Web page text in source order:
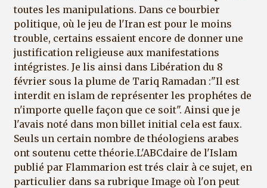
toutes les manipulations. Dans ce bourbier
politique, où le jeu de l'Iran est pour le moins
trouble, certains essaient encore de donner une
justification religieuse aux manifestations
intégristes. Je lis ainsi dans Libération du 8
février sous la plume de Tariq Ramadan :"Il est
interdit en islam de représenter les prophétes de
n'importe quelle façon que ce soit". Ainsi que je
l'avais noté dans mon billet initial cela est faux.
Seuls un certain nombre de théologiens arabes
ont soutenu cette théorie.L'ABCdaire de l'Islam
publié par Flammarion est trés clair à ce sujet, en
particulier dans sa rubrique Image où l'on peut